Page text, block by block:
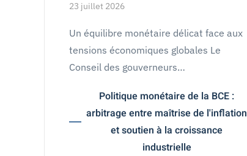
23 juillet 2026
Un équilibre monétaire délicat face aux
tensions économiques globales Le
Conseil des gouverneurs…
Politique monétaire de la BCE :
arbitrage entre maîtrise de l'inflation
et soutien à la croissance
industrielle